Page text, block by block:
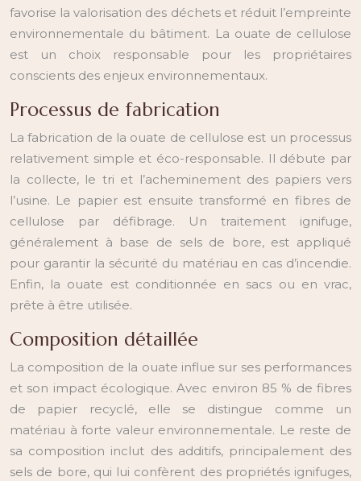
favorise la valorisation des déchets et réduit l’empreinte
environnementale du bâtiment. La ouate de cellulose
est un choix responsable pour les propriétaires
conscients des enjeux environnementaux.
Processus de fabrication
La fabrication de la ouate de cellulose est un processus
relativement simple et éco-responsable. Il débute par
la collecte, le tri et l’acheminement des papiers vers
l’usine. Le papier est ensuite transformé en fibres de
cellulose par défibrage. Un traitement ignifuge,
généralement à base de sels de bore, est appliqué
pour garantir la sécurité du matériau en cas d’incendie.
Enfin, la ouate est conditionnée en sacs ou en vrac,
prête à être utilisée.
Composition détaillée
La composition de la ouate influe sur ses performances
et son impact écologique. Avec environ 85 % de fibres
de papier recyclé, elle se distingue comme un
matériau à forte valeur environnementale. Le reste de
sa composition inclut des additifs, principalement des
sels de bore, qui lui confèrent des propriétés ignifuges,